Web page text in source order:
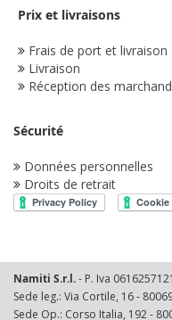
Prix et livraisons
Frais de port et livraison
Livraison
Réception des
Sécurité
Données personnelles
Droits de retrait
Namiti S.r.l.- P. Iva
Sede leg.: Via Cortile, 16 -
Sede Op.: Corso Italia, 192 -